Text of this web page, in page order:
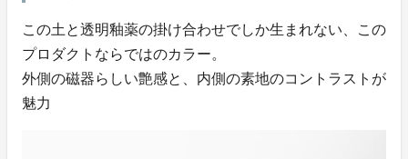
この土と透明釉薬の掛け合わせでしか生まれない、この
プロダクトならではのカラー。
外側の磁器らしい艶感と、内側の素地のコントラストが
魅力